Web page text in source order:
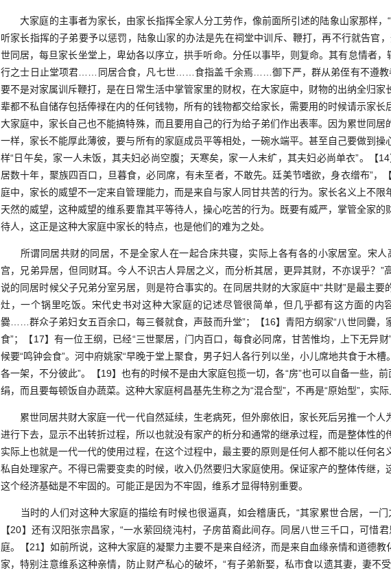
大家庭的主事者为家长，由家长指挥全家人分工劳作，像前面所引述的陆象山家那样，
听家长指挥的子弟要予以惩罚，陆象山家的办法是先在祠堂中训斥、鞭打，再不行就告官
世同居，每旦家长坐堂上，卑幼各以序立，拱手听命。分任以事毕，则复命。其有怠情者，
行之士日止堂项君……同居合食，凡七世……食指盖千余焉……御下严，群从弟侄有不遵教
要不是对家属训斥鞭打，是在日常生活中掌管家里的财权，在大家庭中，财物的出纳全归家
辈都不私自储存包括俸禄在内的任何钱物，所有的钱物都交给家长，需要用的时候请示家
大家庭中，家长自己也不能搞特殊，而且要用自己的行为给子弟们作出表率。因为累世同
一样，家长不能厚此薄彼，要与所有的家庭成员平等相处，一碗水端平。甚至自己要做到操
样“日午矣，家一人未饭，其夫妇必尚空腹；天寒矣，家一人未纩，其夫妇必尚单衣”。【
居数十年，聚族四百口，旦暮食，必同席，有未至者，不敢先。廷美节嗜欲，身衣缯布”，
庭中，家长的威望不一定来自管理能力，而是来自与家人同甘共苦的行为。家长名义上不
天然的威望，这种威望的维系要靠其平等待人，操心吃苦的行为。既要有威严，掌管全家
待人，这正是这种大家庭中家长的特点，也是他们的难为之处。
所谓同居共财的同居，不是全家人在一起合床共寝，实际上各有各的小家居室。宋人
宫，兄弟异居，但同财耳。今人不识古人异居之义，而分析其居，更异其财，不亦误乎？”
说的同居时候父子兄弟分室另居，则是符合事实的。在同居共财的大家庭中“共财”是最主
灶，一个锅里吃饭。宋代史书对这种大家庭的记述尽管很简单，但几乎都有这方面的内
爨……群众子弟妇女五百余口，每三餐就食，声鼓而升堂”；【16】青阳方纲家“八世同爨，
食”；【17】有一位王纲，已经“三世聚居，门内百口，每食必同席，甘苦惟均，上下无异
候要“鸣钟会食”。河中府姚家“早晚于堂上聚食，男子妇人各行列以坐，小儿席地共食于木
各一架，不分彼此”。【19】也有的时候不是由大家庭包揽一切，各“房”也可以自备一些，
绢，而且要每顿饭自办蔬菜。这种大家庭柯昌基先生称之为“混合型”，不再是“原始型”，实际
累世同居共财大家庭一代一代自然延续，生老病死，但外廓依旧，家长死后另推一个人
进行下去，显示不出转折过程，所以也就没有家产的析分和通常的继承过程，而是整体性
实际上也就是一代一代的使用过程，在这个过程中，最主要的原则是任何人都不能以任何
私自处理家产。不得已需要变卖的时候，收入仍然要归大家庭使用。保证家产的整体传继
这个经济基础是不牢固的。可能正是因为不牢固，维系才显得特别重要。
当时的人们对这种大家庭的描绘有时候也很逼真，如会稽唐氏，“其家累世合居，一门
【20】还有汉阳张宗昌家，“一水萦回绕沌村，子房苗裔此间存。同居八世三千口，可惜
庭。【21】如前所说，这种大家庭的凝聚力主要不是来自经济，而是来自血缘亲情和道德
家，特别注意维系这种亲情，防止财产私心的破坏，“有子弟新娶，私市食以遗其妻，妻不